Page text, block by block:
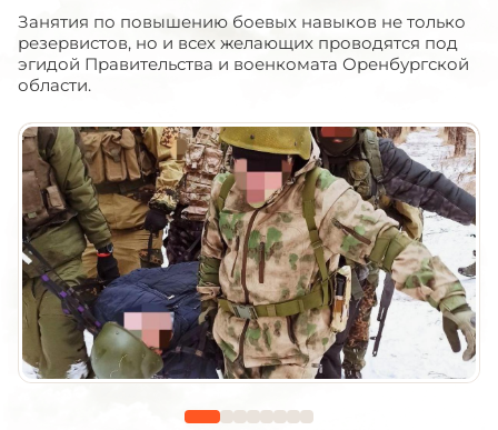
Занятия по повышению боевых навыков не только
резервистов, но и всех желающих проводятся под
эгидой Правительства и военкомата Оренбургской
области.